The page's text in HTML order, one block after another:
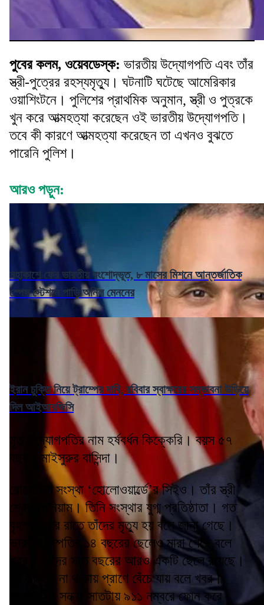
পুবের কলম, ওয়েবডেস্ক: ভারতীয় উদ্যোগপতি এবং তাঁর
স্ত্রী-পুত্রের রহস্যমৃত্যু। ঘটনাটি ঘটেছে আমেরিকার
ওয়াশিংটনে। পুলিশের প্রাথমিক অনুমান, স্ত্রী ও পুত্রকে
খুন করে আত্মহত্যা করেছেন ওই ভারতীয় উদ্যোগপতি।
তবে কী কারণে আত্মহত্যা করেছেন তা এখনও বুঝতে
পারেনি পুলিশ।
আরও পড়ুন:
মহাকাশে ফের ভারতীয় বংশোদ্ভূত, ৮ মাসের মিশনে আন্তর্জাতিক
স্পেস স্টেশনে পাড়ি অনিল মেননের
ইরান চুক্তি নিয়ে ট্রাম্পের দাবি, রবিবার স্বাক্ষরের সম্ভাবনা উড়িয়ে
দিল আইআরজিসি
মৃত উদ্যোগপতির নাম হর্ষবর্ধন কিক্কেরি। বয়স ৫৭
বছর। মাইসুরুর বাসিন্দা।
রোবোটিক্স সংস্থা ‘হোলোওয়ার্ল্ডে’র সিইও। তাঁর স্ত্রী
শ্বেতা পনিয়াম। তিনি সংস্থার যুগ্ম প্রতিষ্ঠাতা। গত
বৃহস্পতিবার রাতে তাঁদের মৃত্যু হয় বলে জানা গেছে।
ভারতীয় দম্পতির ১৪ বছরের ছেলেও মারা গেছে বলে
খবর। তাঁদের সাত বছরের আরও একটি ছেলে রয়েছে।
সে বাড়িতে না থাকায় প্রাণে বেঁচে যায় বলে খবর।
ঘটনার দিন সন্ধ্যা সাতটায় ৯১১ নম্বরে ফোন করে